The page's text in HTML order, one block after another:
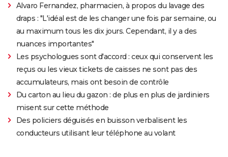
Alvaro Fernandez, pharmacien, à propos du lavage des
draps : "L'idéal est de les changer une fois par semaine, ou
au maximum tous les dix jours. Cependant, il y a des
nuances importantes"
Les psychologues sont d'accord : ceux qui conservent les
reçus ou les vieux tickets de caisses ne sont pas des
accumulateurs, mais ont besoin de contrôle
Du carton au lieu du gazon : de plus en plus de jardiniers
misent sur cette méthode
Des policiers déguisés en buisson verbalisent les
conducteurs utilisant leur téléphone au volant